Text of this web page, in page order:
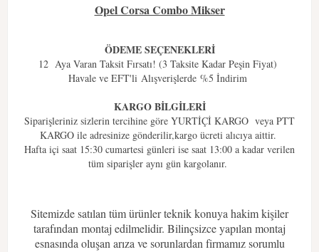
Opel Corsa Combo Mikser
ÖDEME SEÇENEKLERİ
12 Aya Varan Taksit Fırsatı! (3 Taksite Kadar Peşin Fiyat)
Havale ve EFT'li Alışverişlerde %5 İndirim
KARGO BİLGİLERİ
Siparişleriniz sizlerin tercihine göre YURTİÇİ KARGO veya PTT
KARGO ile adresinize gönderilir,kargo ücreti alıcıya aittir.
Hafta içi saat 15:30 cumartesi günleri ise saat 13:00 a kadar verilen
tüm siparişler aynı gün kargolanır.
Sitemizde satılan tüm ürünler teknik konuya hakim kişiler
tarafından montaj edilmelidir. Bilinçsizce yapılan montaj
esnasında oluşan arıza ve sorunlardan firmamız sorumlu